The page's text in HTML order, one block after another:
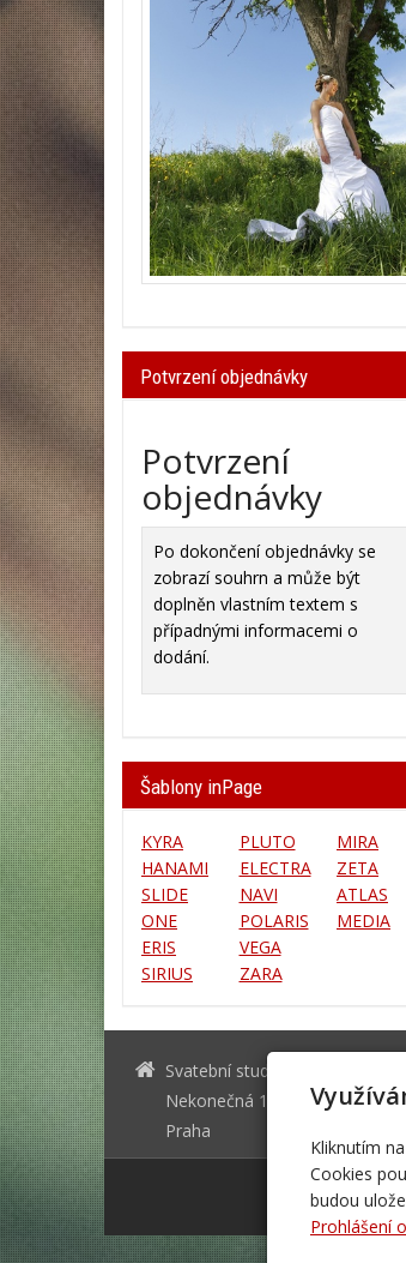
Potvrzení objednávky
Potvrzení
objednávky
Po dokončení objednávky se
zobrazí souhrn a může být
doplněn vlastním textem s
případnými informacemi o
dodání.
Šablony inPage
KYRA
HANAMI
SLIDE
ONE
ERIS
SIRIUS
PLUTO
ELECTRA
NAVI
POLARIS
VEGA
ZARA
MIRA
ZETA
ATLAS
MEDIA
Svatební studio Forever
Nekonečná 1024, 123 00
Praha
Kliknutím
Cookies
budou
Prohlášení